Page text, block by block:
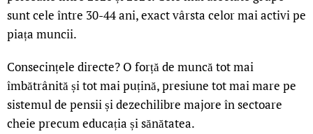
sunt cele între 30-44 ani, exact vârsta celor mai activi pe
piața muncii.
Consecințele directe? O forță de muncă tot mai
îmbătrânită și tot mai puțină, presiune tot mai mare pe
sistemul de pensii și dezechilibre majore în sectoare
cheie precum educația și sănătatea.